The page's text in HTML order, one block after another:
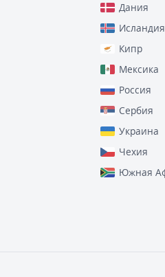
Дания
Исландия
Кипр
Мексика
Россия
Сербия
Украина
Чехия
Южная